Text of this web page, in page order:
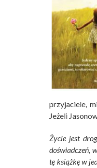
przyjaciele,
Jeżeli
Życie jest
doświadczeń,
tę książkę w